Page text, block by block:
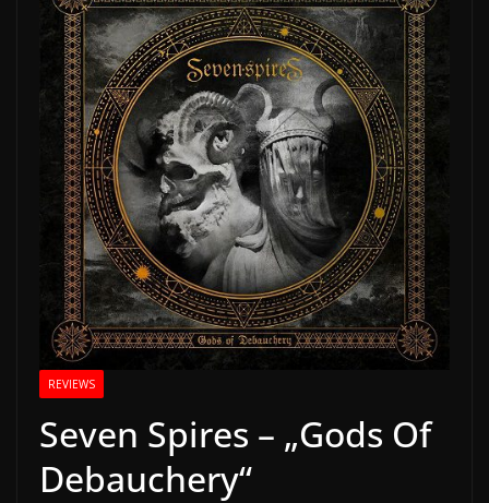
REVIEWS
Seven Spires – „Gods Of
Debauchery“